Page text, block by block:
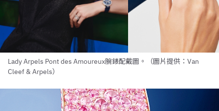
Lady Arpels Pont des Amoureux腕錶配戴圖。（圖片提供：Van
Cleef & Arpels）